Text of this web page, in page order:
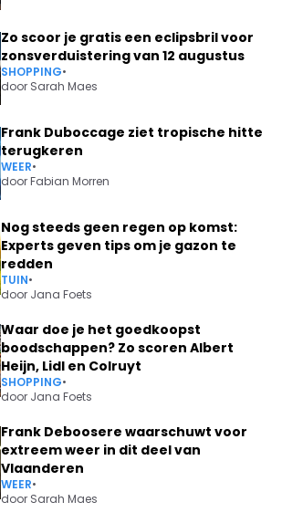
Zo scoor je gratis een eclipsbril voor
zonsverduistering van 12 augustus
SHOPPING•
door Sarah Maes
Frank Duboccage ziet tropische hitte
terugkeren
WEER•
doorFabian Morren
Nog steeds geen regen op komst:
Experts geven tips om je gazon te
redden
TUIN•
door Jana Foets
Waar doe je het goedkoopst
boodschappen? Zo scoren Albert
Heijn, Lidl en Colruyt
SHOPPING•
door Jana Foets
Frank Deboosere waarschuwt voor
extreem weer in dit deel van
Vlaanderen
WEER•
door Sarah Maes